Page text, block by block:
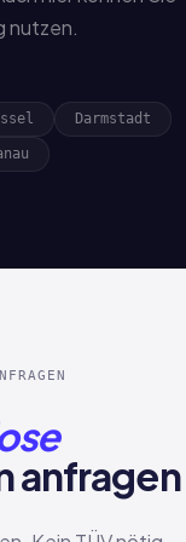
nutzen.
Darmstadt
anfragen